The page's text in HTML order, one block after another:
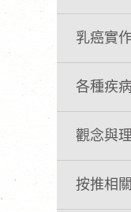
乳癌實
各種疾
觀念與
按推相